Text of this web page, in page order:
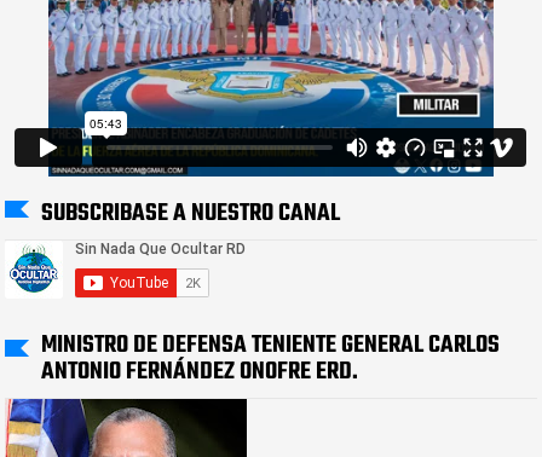
SUBSCRIBASE A NUESTRO CANAL
MINISTRO DE DEFENSA TENIENTE GENERAL CARLOS
ANTONIO FERNÁNDEZ ONOFRE ERD.